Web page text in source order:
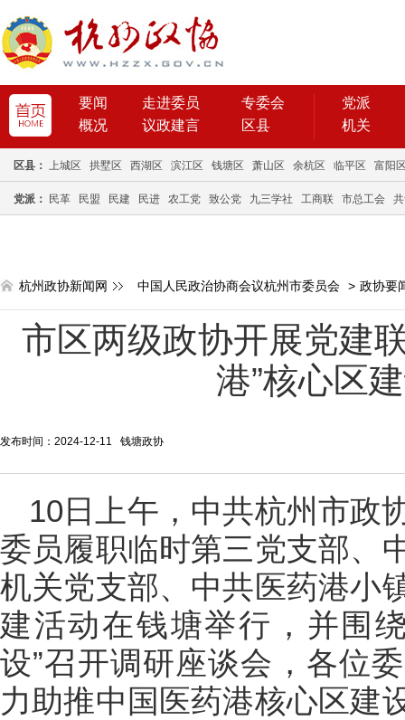
要闻 走进委员
专委会
概况
议政建言 区县
党派
机关
区县： 上城区 拱墅区 西湖区 滨江区 钱塘区 萧山区 余杭区 临平区 富阳
党派： 民革 民盟 民建 民进 农工党 致公党 九三学社 工商联 市总工会
杭州政协新闻网 中国人民政治协商会议杭州市委员会 > 政协要
市区两级政协开展党建
港”核心区
发布时间：2024-12-11 钱塘政协
10日上午，中共杭州市政
委员履职临时第三党支部、
机关党支部、中共医药港小
建活动在钱塘举行，并围
设”召开调研座谈会，各位
力助推中国医药港核心区建